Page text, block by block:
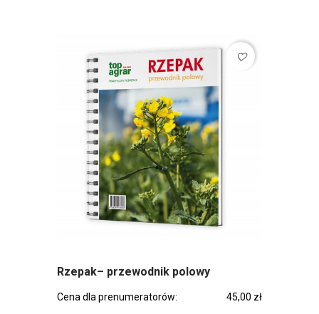
favorite_border
Rzepak– przewodnik polowy
Cena dla prenumeratorów: 45,00 zł